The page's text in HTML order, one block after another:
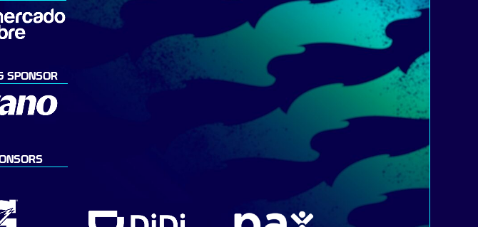
SPONSOR